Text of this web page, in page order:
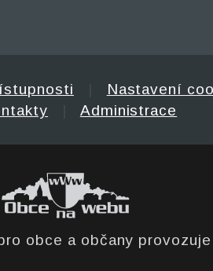
Nastavení
Administrace
obce a občany